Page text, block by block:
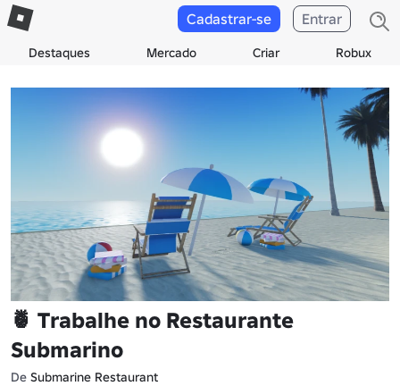
Destaques Mercado Criar Robux
Cadastrar-se Entrar
🍍 Trabalhe no Restaurante
Submarino
De Submarine Restaurant